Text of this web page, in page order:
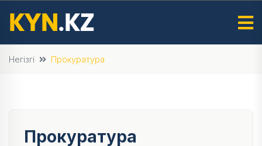
Негізгі Прокуратура
Прокуратура